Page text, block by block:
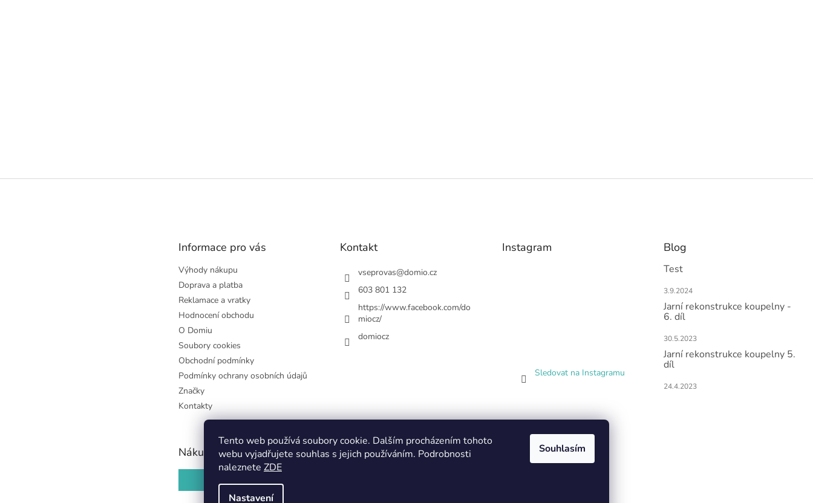
Tento web používá soubory cookie. Dalším procházením tohoto
webu vyjadřujete souhlas s jejich používáním. Podrobnosti
naleznete ZDE
Nastavení
Souhlasím
Z
Informace pro vás
Výhody nákupu
Doprava a platba
Reklamace a vratky
Hodnocení obchodu
O Domiu
Soubory cookies
Obchodní podmínky
Podmínky ochrany osobních údajů
Značky
Kontakty
Kontakt
vseprovas@domio.cz
603 801 132
https://www.facebook.com/do
miocz/
domiocz
Instagram
Sledovat na Instagramu
Blog
Test
3.9.2024
Jarní rekonstrukce koupelny -
6. díl
30.5.2023
Jarní rekonstrukce koupelny 5.
díl
24.4.2023
Nákupní košík